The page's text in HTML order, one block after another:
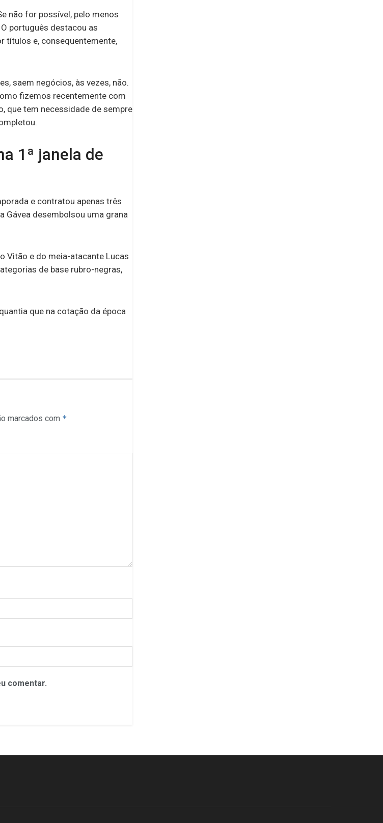
não for possível, pelo menos
português destacou as
títulos e, consequentemente,
saem negócios, às vezes, não.
fizemos recentemente com
que tem necessidade de sempre
1ª janela de
e contratou apenas três
Gávea desembolsou uma grana
Vitão e do meia-atacante Lucas
de base rubro-negras,
que na cotação da época
marcados com *
comentar.